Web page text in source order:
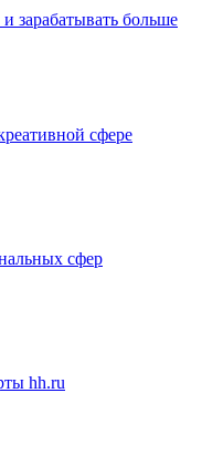
зарабатывать больше
сфере
сфер
hh.ru